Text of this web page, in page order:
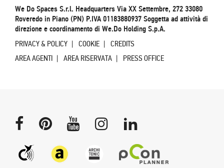
We Do Spaces S.r.l. Headquarters Via XX Settembre, 272 33080
Roveredo in Piano (PN) P.IVA 01183880937 Soggetta ad attività di
direzione e coordinamento di We.Do Holding S.p.A.
PRIVACY & POLICY COOKIE
CREDITS
AREA AGENTI
AREA RISERVATA PRESS OFFICE